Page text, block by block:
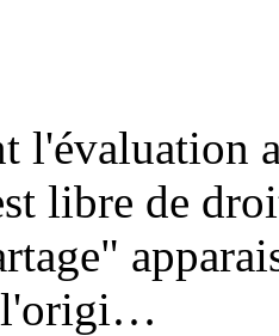
l'évaluation
libre de
l'origi…